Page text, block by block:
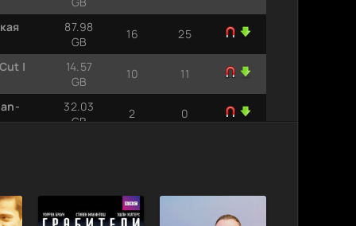
87.98
GB
16 25
|
14.57
GB
10 11
32.03
GB
2 0
1.31 GB 23